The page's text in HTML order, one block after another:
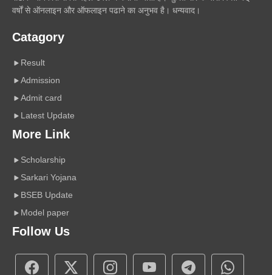
वर्षों से ऑनलाइन और ऑफलाइन पढाने का अनुभव है। धन्यवाद।
Catagory
Result
Admission
Admit card
Latest Update
More Link
Scholarship
Sarkari Yojana
BSEB Update
Model paper
Follow Us